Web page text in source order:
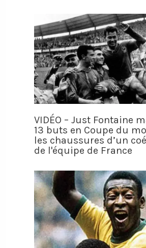
VIDÉO – Just Fontaine
13 buts en Coupe du
les chaussures d’un
de l'équipe de France